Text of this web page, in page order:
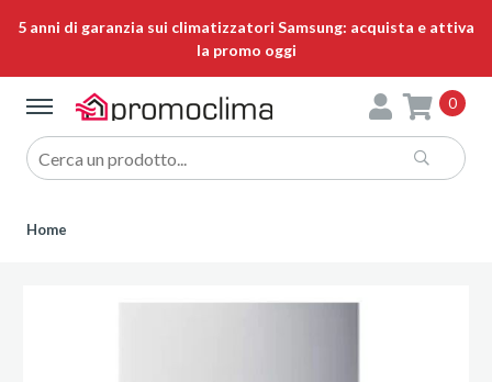
5 anni di garanzia sui climatizzatori Samsung: acquista e attiva
la promo oggi
0
Home